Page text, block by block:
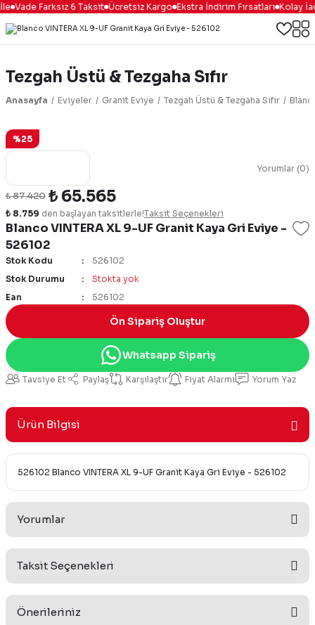
Vade Farksız 6 Taksit Ücretsiz Kargo Ekstra İndirim Fırsatları Kolay
Tezgah Üstü & Tezgaha Sıfır
Anasayfa Eviyeler Granit Eviye Tezgah Üstü & Tezgaha Sıfır
%25
Yorumlar (0)
Blanco VINTERA XL 9-UF Granit Kaya Gri Eviye -
526102
₺ 87.420 ₺ 65.565
₺ 8.759 den başlayan taksitlerle!Taksit Seçenekleri
Stok Kodu
526102
Stok Durumu
Stokta yok
Ean
526102
Ön Sipariş Oluştur
Whatsapp Sipariş
Tavsiye Et Paylaş Karşılaştır Fiyat Alarmı Yorum Yaz
Ürün Bilgisi
526102 Blanco VINTERA XL 9-UF Granit Kaya Gri Eviye - 526102
Yorumlar
Taksit Seçenekleri
Önerileriniz